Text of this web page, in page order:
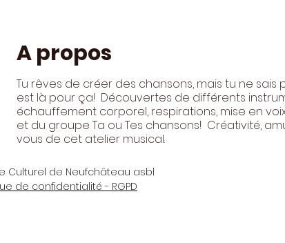
A propos
Tu rêves de créer des chansons, mais tu ne
est là pour ça! Découvertes de différents
échauffement corporel, respirations, mise en
et du groupe Ta ou Tes chansons! Créativité,
vous de cet atelier musical.
Culturel de Neufchâteau asbl
de confidentialité - RGPD